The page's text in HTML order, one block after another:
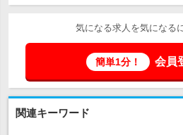
気になる求人を気になる
簡単1分！ 会員
関連キーワード